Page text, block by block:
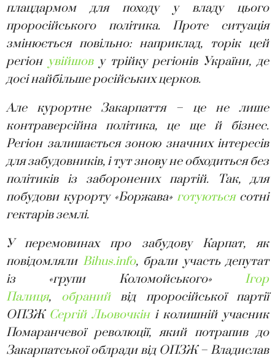
плацдармом для походу у владу цього
проросійського політика. Проте ситуація
змінюється повільно: наприклад, торік цей
регіон увійшову трійку регіонів України, де
досі найбільше російських церков.
Але курортне Закарпаття – це не лише
контраверсійна політика, це ще й бізнес.
Регіон залишається зоною значних інтересів
для забудовників, і тут знову не обходиться без
політиків із заборонених партій. Так, для
побудови курорту «Боржава» готуютьсясотні
гектарів землі.
У перемовинах про забудову Карпат, як
повідомляли Bihus.info, брали участь депутат
із «групи Коломойського» Ігор
Палиця, обранийвід проросійської партії
ОПЗЖ Сергій Льовочкіні колишній учасник
Помаранчевої революції, який потрапив до
Закарпатської облради від ОПЗЖ – Владислав